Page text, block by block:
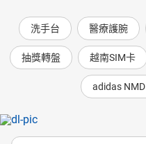
洗手台 醫療護腕
抽獎轉盤 越南SIM卡
adidas NMD